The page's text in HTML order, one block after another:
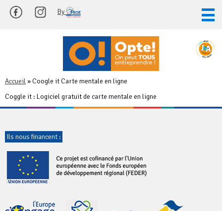
By
Accueil » Coogle it Carte mentale en ligne
Coggle it : Logiciel gratuit de carte mentale en ligne
Ils nous financent :